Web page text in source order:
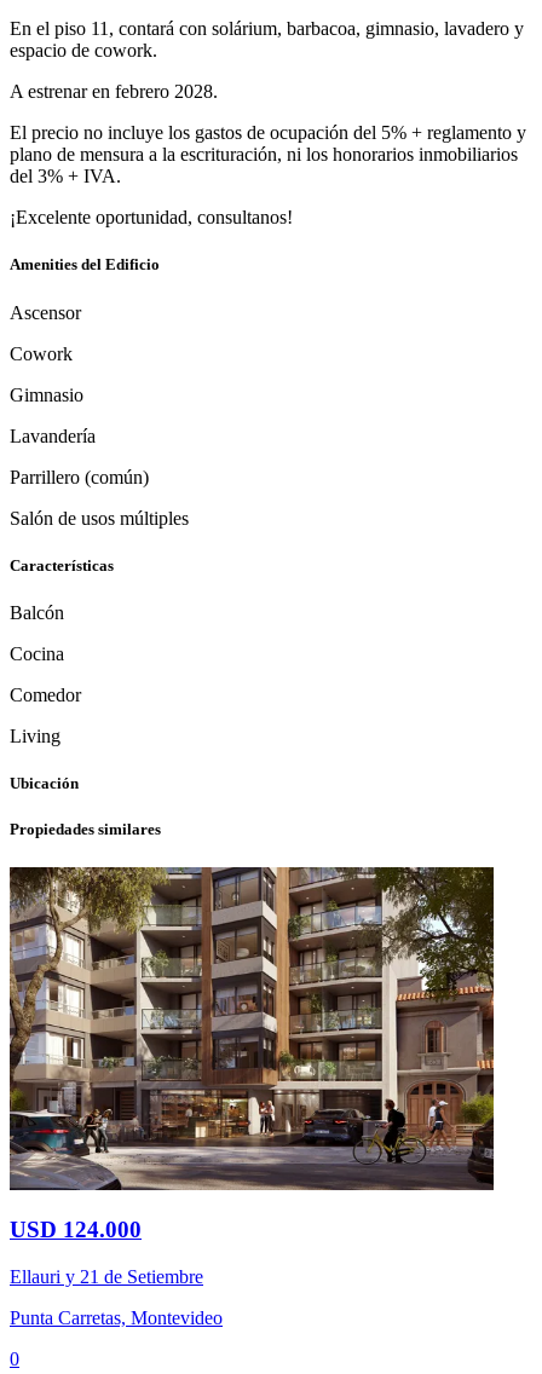
En el piso 11, contará con solárium, barbacoa, gimnasio, lavadero y
espacio de cowork.
A estrenar en febrero 2028.
El precio no incluye los gastos de ocupación del 5% + reglamento y
plano de mensura a la escrituración, ni los honorarios inmobiliarios
del 3% + IVA.
¡Excelente oportunidad, consultanos!
Amenities del Edificio
Ascensor
Cowork
Gimnasio
Lavandería
Parrillero (común)
Salón de usos múltiples
Características
Balcón
Cocina
Comedor
Living
Ubicación
Propiedades similares
USD 124.000
Ellauri y 21 de Setiembre
Punta Carretas, Montevideo
0